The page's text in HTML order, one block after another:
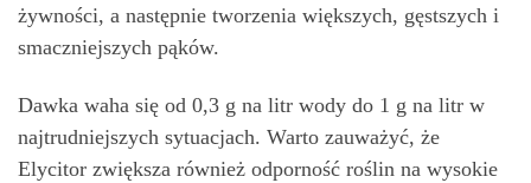
żywności, a następnie tworzenia większych, gęstszych i
smaczniejszych pąków.
Dawka waha się od 0,3 g na litr wody do 1 g na litr w
najtrudniejszych sytuacjach. Warto zauważyć, że
Elycitor zwiększa również odporność roślin na wysokie